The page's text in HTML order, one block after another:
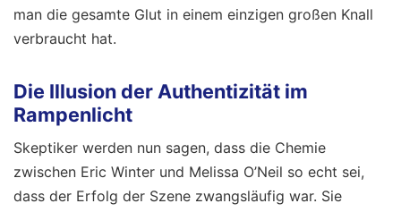
man die gesamte Glut in einem einzigen großen Knall
verbraucht hat.
Die Illusion der Authentizität im
Rampenlicht
Skeptiker werden nun sagen, dass die Chemie
zwischen Eric Winter und Melissa O’Neil so echt sei,
dass der Erfolg der Szene zwangsläufig war. Sie